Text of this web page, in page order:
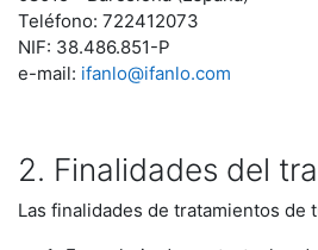
Teléfono: 722412073
NIF: 38.486.851-P
e-mail: ifanlo@ifanlo.com
2. Finalidades del
Las finalidades de tratamientos de